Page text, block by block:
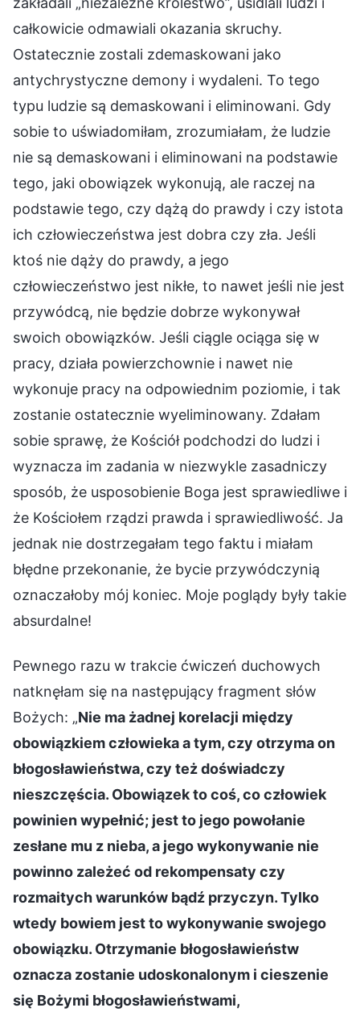
całkowicie odmawiali okazania skruchy.
Ostatecznie zostali zdemaskowani jako
antychrystyczne demony i wydaleni. To tego
typu ludzie są demaskowani i eliminowani. Gdy
sobie to uświadomiłam, zrozumiałam, że ludzie
nie są demaskowani i eliminowani na podstawie
tego, jaki obowiązek wykonują, ale raczej na
podstawie tego, czy dążą do prawdy i czy istota
ich człowieczeństwa jest dobra czy zła. Jeśli
ktoś nie dąży do prawdy, a jego
człowieczeństwo jest nikłe, to nawet jeśli nie jest
przywódcą, nie będzie dobrze wykonywał
swoich obowiązków. Jeśli ciągle ociąga się w
pracy, działa powierzchownie i nawet nie
wykonuje pracy na odpowiednim poziomie, i tak
zostanie ostatecznie wyeliminowany. Zdałam
sobie sprawę, że Kościół podchodzi do ludzi i
wyznacza im zadania w niezwykle zasadniczy
sposób, że usposobienie Boga jest sprawiedliwe i
że Kościołem rządzi prawda i sprawiedliwość. Ja
jednak nie dostrzegałam tego faktu i miałam
błędne przekonanie, że bycie przywódczynią
oznaczałoby mój koniec. Moje poglądy były takie
absurdalne!
Pewnego razu w trakcie ćwiczeń duchowych
natknęłam się na następujący fragment słów
Bożych: „Nie ma żadnej korelacji między
obowiązkiem człowieka a tym, czy otrzyma on
błogosławieństwa, czy też doświadczy
nieszczęścia. Obowiązek to coś, co człowiek
powinien wypełnić; jest to jego powołanie
zesłane mu z nieba, a jego wykonywanie nie
powinno zależeć od rekompensaty czy
rozmaitych warunków bądź przyczyn. Tylko
wtedy bowiem jest to wykonywanie swojego
obowiązku. Otrzymanie błogosławieństw
oznacza zostanie udoskonalonym i cieszenie
się Bożymi błogosławieństwami,